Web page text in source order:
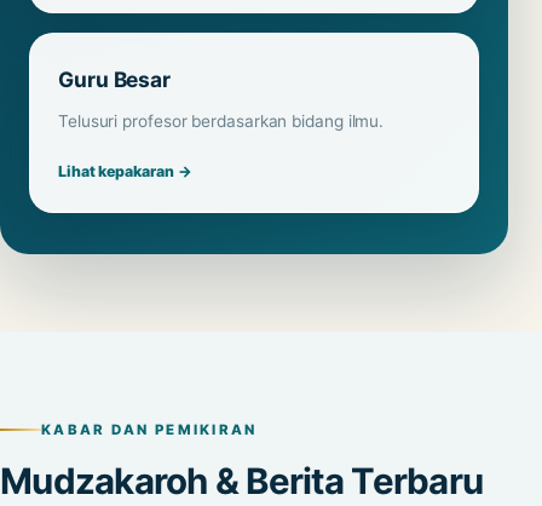
Guru Besar
Telusuri profesor berdasarkan bidang ilmu.
Lihat kepakaran →
KABAR DAN PEMIKIRAN
Mudzakaroh & Berita Terbaru